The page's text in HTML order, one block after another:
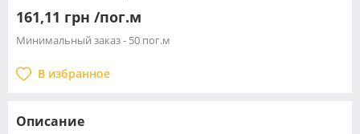
161,11 грн /пог.м
Минимальный заказ - 50 пог.м
В избранное
Описание